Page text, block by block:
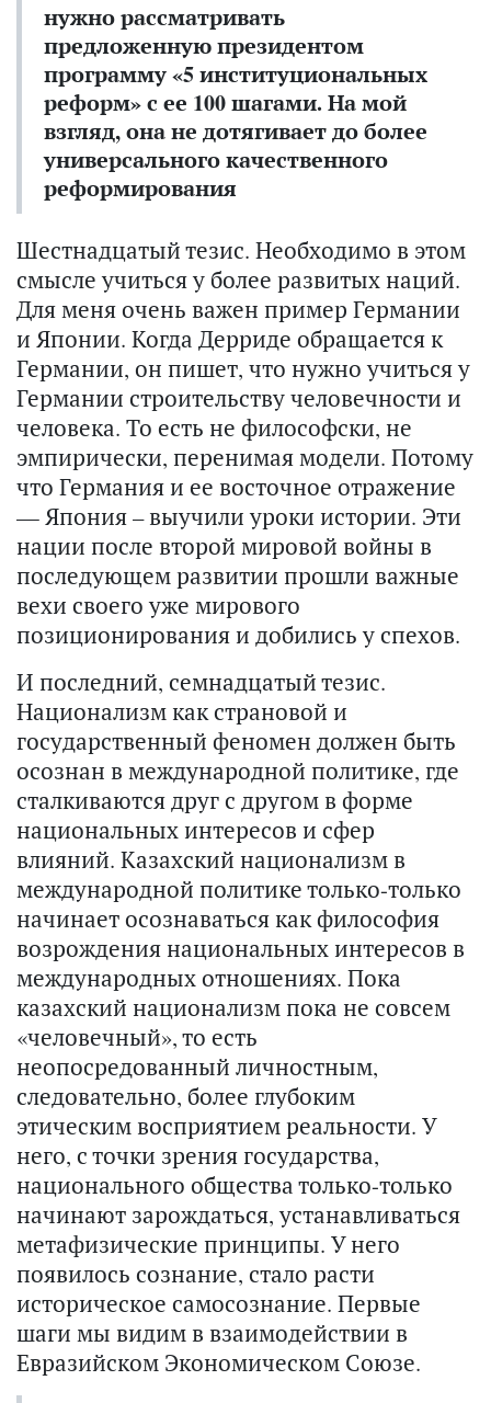
нужно рассматривать
предложенную президентом
программу «5 институциональных
реформ» с ее 100 шагами. На мой
взгляд, она не дотягивает до более
универсального качественного
реформирования
Шестнадцатый тезис. Необходимо в этом
смысле учиться у более развитых наций.
Для меня очень важен пример Германии
и Японии. Когда Дерриде обращается к
Германии, он пишет, что нужно учиться у
Германии строительству человечности и
человека. То есть не философски, не
эмпирически, перенимая модели. Потому
что Германия и ее восточное отражение
— Япония – выучили уроки истории. Эти
нации после второй мировой войны в
последующем развитии прошли важные
вехи своего уже мирового
позиционирования и добились у спехов.
И последний, семнадцатый тезис.
Национализм как страновой и
государственный феномен должен быть
осознан в международной политике, где
сталкиваются друг с другом в форме
национальных интересов и сфер
влияний. Казахский национализм в
международной политике только-только
начинает осознаваться как философия
возрождения национальных интересов в
международных отношениях. Пока
казахский национализм пока не совсем
«человечный», то есть
неопосредованный личностным,
следовательно, более глубоким
этическим восприятием реальности. У
него, с точки зрения государства,
национального общества только-только
начинают зарождаться, устанавливаться
метафизические принципы. У него
появилось сознание, стало расти
историческое самосознание. Первые
шаги мы видим в взаимодействии в
Евразийском Экономическом Союзе.